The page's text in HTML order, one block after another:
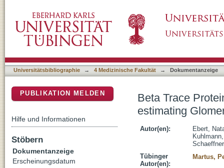
Filtration Rate in Older Adults
Universitätsbibliographie → 4 Medizinische Fakultät → Dokumentanzeige
Beta Trace
estimating
Autor(en):
Ebert,
Tübinger
Autor(en):
Martus,
PUBLIKATION MELDEN
Hilfe und Informationen
Stöbern
Dokumentanzeige
Erscheinungsdatum